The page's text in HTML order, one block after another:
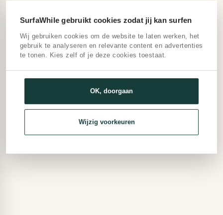
SurfaWhile gebruikt cookies zodat jij kan surfen
Wij gebruiken cookies om de website te laten werken, het
gebruik te analyseren en relevante content en advertenties
te tonen. Kies zelf of je deze cookies toestaat.
OK, doorgaan
Wijzig voorkeuren